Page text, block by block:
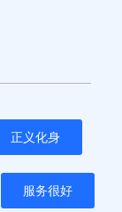
正义化身
服务很好